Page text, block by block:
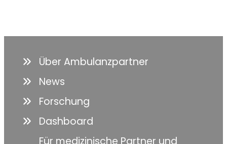
Über Ambulanzpartner
News
Forschung
Dashboard
Für medizinische Partner und